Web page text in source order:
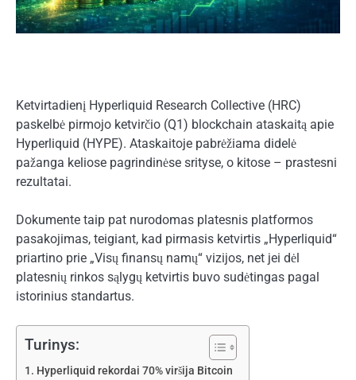
Ketvirtadienį Hyperliquid Research Collective (HRC)
paskelbė pirmojo ketvirčio (Q1) blockchain ataskaitą apie
Hyperliquid (HYPE). Ataskaitoje pabrėžiama didelė
pažanga keliose pagrindinėse srityse, o kitose – prastesni
rezultatai.
Dokumente taip pat nurodomas platesnis platformos
pasakojimas, teigiant, kad pirmasis ketvirtis „Hyperliquid“
priartino prie „Visų finansų namų“ vizijos, net jei dėl
platesnių rinkos sąlygų ketvirtis buvo sudėtingas pagal
istorinius standartus.
Turinys:
Hyperliquid rekordai 70% viršija Bitcoin